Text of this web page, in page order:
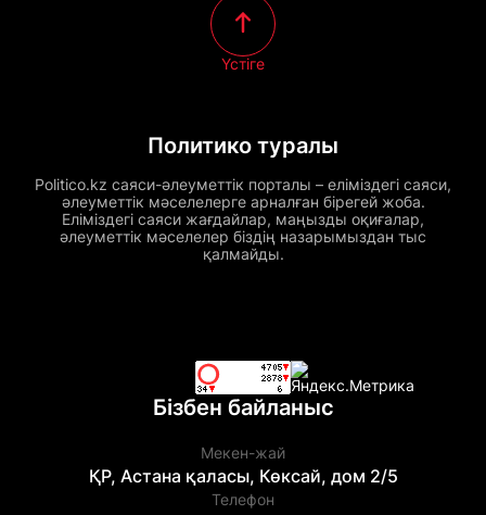
Политико туралы
Politico.kz саяси-әлеуметтік порталы – еліміздегі саяси,
әлеуметтік мәселелерге арналған бірегей жоба.
Еліміздегі саяси жағдайлар, маңызды оқиғалар,
әлеуметтік мәселелер біздің назарымыздан тыс
қалмайды.
Үстіге
Бізбен байланыс
Мекен-жай
ҚР, Астана қаласы, Көксай, дом 2/5
Телефон